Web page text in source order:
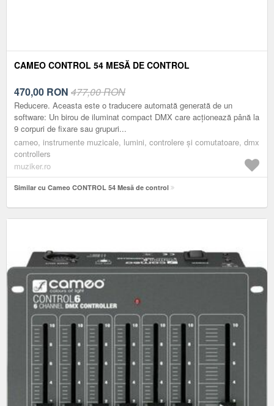
CAMEO CONTROL 54 MESĂ DE CONTROL
470,00 RON 477,00 RON
Reducere. Aceasta este o traducere automată generată de un
software: Un birou de iluminat compact DMX care acționează până la
9 corpuri de fixare sau grupuri...
cameo, instrumente muzicale, lumini, controlere și comutatoare, dmx
controllers
muziker.ro
Similar cu Cameo CONTROL 54 Mesă de control